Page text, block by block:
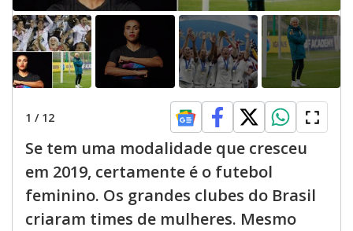
1 / 12
Se tem uma modalidade que cresceu
em 2019, certamente é o futebol
feminino. Os grandes clubes do Brasil
criaram times de mulheres. Mesmo